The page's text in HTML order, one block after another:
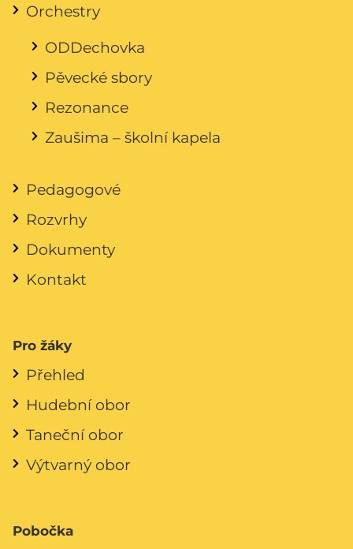
Orchestry
ODDechovka
Pěvecké sbory
Rezonance
Zaušima – školní kapela
Pedagogové
Rozvrhy
Dokumenty
Kontakt
Pro žáky
Přehled
Hudební obor
Taneční obor
Výtvarný obor
Pobočka